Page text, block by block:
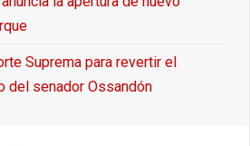
Suprema para revertir el
del senador Ossandón